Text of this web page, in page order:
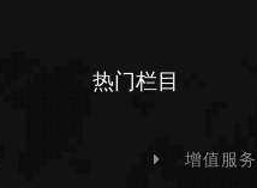
热门栏目
增值服务